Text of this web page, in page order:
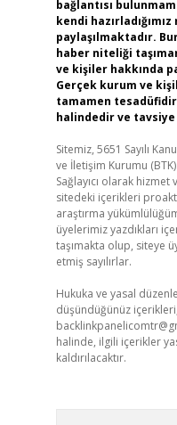
bağlantısı
kendi
paylaşılmaktadır.
haber niteliği
ve kişiler hakkında
Gerçek kurum ve
tamamen
halindedir ve
Sitemiz, 5651 Sayılı
ve İletişim Kurumu
Sağlayıcı olarak
sitedeki içerikleri
araştırma
üyelerimiz yazdıkları
taşımakta olup, siteye
etmiş sayılırlar.
Hukuka ve yasal
düşündüğünüz içerikleri,
halinde, ilgili içerikler
kaldırılacaktır.